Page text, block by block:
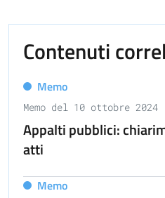
Contenuti
Memo
Memo del 10 ottobre 2024
Appalti pubblici:
atti
Memo